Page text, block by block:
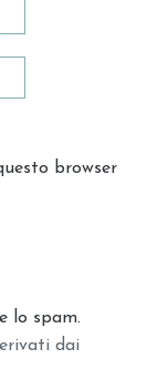
browser
lo spam.
dai